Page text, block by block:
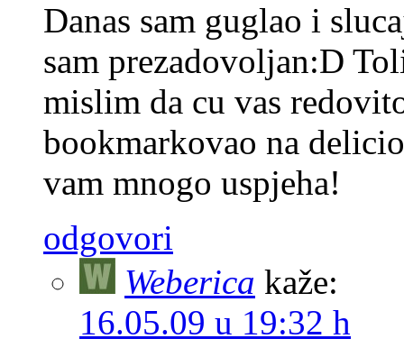
Danas sam guglao i
sam prezadovoljan:D
mislim da cu vas
bookmarkovao na
vam mnogo uspjeha!
odgovori
Weberica kaže:
16.05.09 u 19:32 h